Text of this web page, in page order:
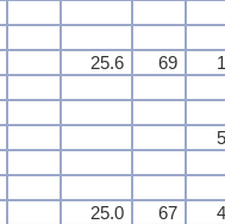
25.6 69
25.0 67
25.6 69
25.0 67
25.6 69
25.0 67
25.6 69
25.0 67